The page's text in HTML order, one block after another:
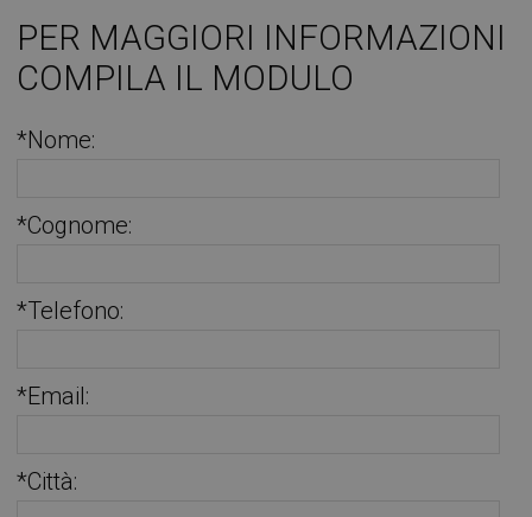
PER MAGGIORI INFORMAZIONI
COMPILA IL MODULO
*Nome:
*Cognome:
*Telefono:
*Email:
*Città: